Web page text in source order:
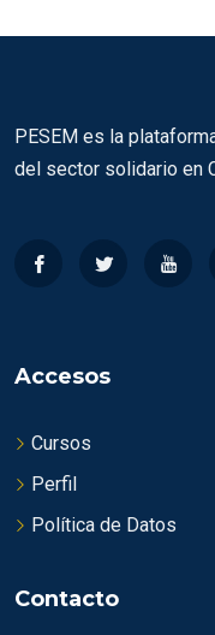
PESEM es la
del sector solidario en
Accesos
Cursos
Perfil
Política de Datos
Contacto